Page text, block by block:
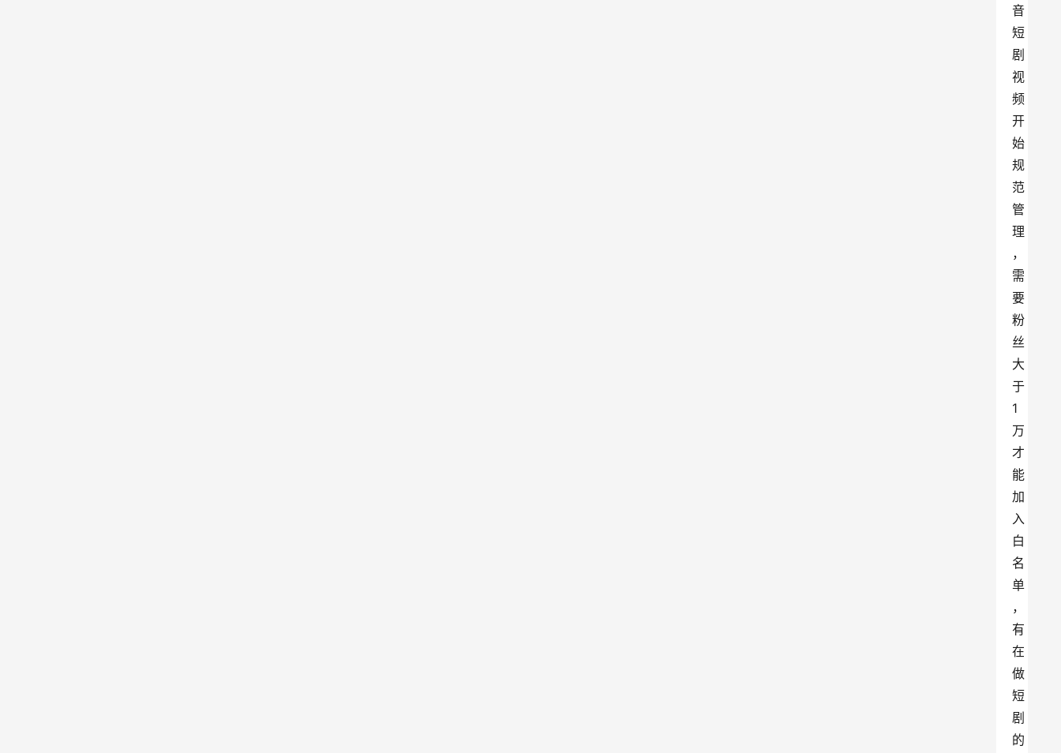
音
短
剧
视
频
开
始
规
范
管
理
，
需
要
粉
丝
大
于
1
万
才
能
加
入
白
名
单
，
有
在
做
短
剧
的